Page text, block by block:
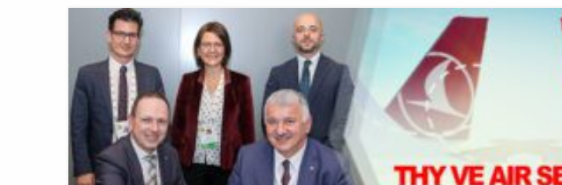
9:13 İstanbul uçağına polis köpeklerle girdi: 3 yolcu indirildi
AyJet eğitim uçağı Hezarfen yakınında kırım geçirdi
18:00 Lufthansa ilk uçağını Starlink internetiyle donattı
17:00 Norwegian Uçağına Polis Müdahalesi